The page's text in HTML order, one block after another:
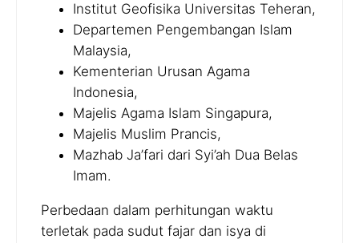
Institut Geofisika Universitas Teheran,
Departemen Pengembangan Islam
Malaysia,
Kementerian Urusan Agama
Indonesia,
Majelis Agama Islam Singapura,
Majelis Muslim Prancis,
Mazhab Ja’fari dari Syi’ah Dua Belas
Imam.
Perbedaan dalam perhitungan waktu
terletak pada sudut fajar dan isya di